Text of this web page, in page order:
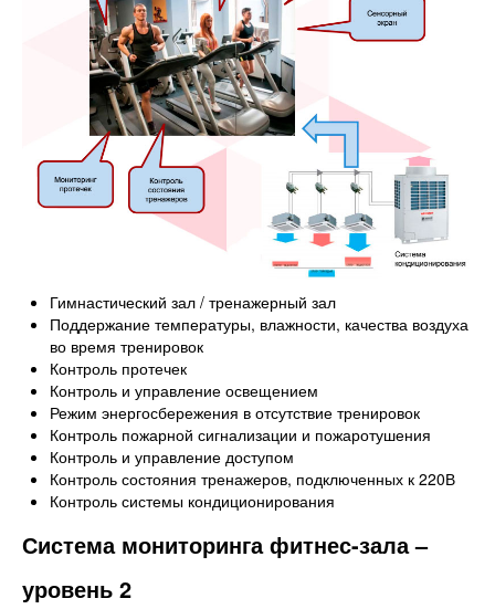
Гимнастический зал / тренажерный зал
Поддержание температуры, влажности, качества воздуха
во время тренировок
Контроль протечек
Контроль и управление освещением
Режим энергосбережения в отсутствие тренировок
Контроль пожарной сигнализации и пожаротушения
Контроль и управление доступом
Контроль состояния тренажеров, подключенных к 220В
Контроль системы кондиционирования
Система мониторинга фитнес-зала –
уровень 2